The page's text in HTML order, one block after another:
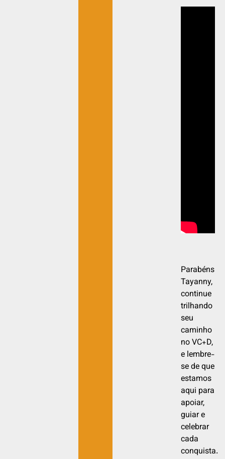
Parabéns
Tayanny,
continue
trilhando
seu
caminho
no VC+D,
e lembre-
se de que
estamos
aqui para
apoiar,
guiar e
celebrar
cada
conquista.